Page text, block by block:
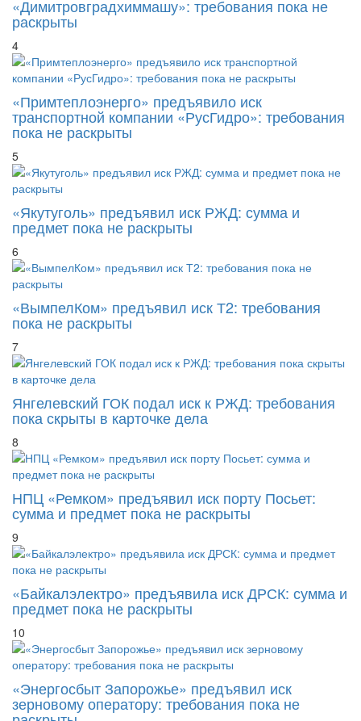
раскрыты
4
«Примтеплоэнерго» предъявило иск
транспортной компании «РусГидро»: требования
пока не раскрыты
5
«Якутуголь» предъявил иск РЖД: сумма и
предмет пока не раскрыты
6
«ВымпелКом» предъявил иск Т2: требования
пока не раскрыты
7
Янгелевский ГОК подал иск к РЖД: требования
пока скрыты в карточке дела
8
НПЦ «Ремком» предъявил иск порту Посьет:
сумма и предмет пока не раскрыты
9
«Байкалэлектро» предъявила иск ДРСК: сумма и
предмет пока не раскрыты
10
«Энергосбыт Запорожье» предъявил иск
зерновому оператору: требования пока не
раскрыты